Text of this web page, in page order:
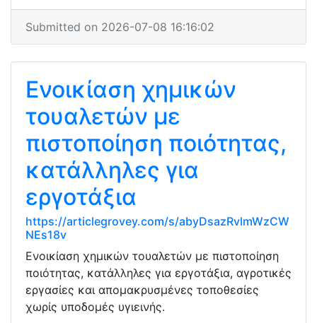
Submitted on 2026-07-08 16:16:02
Ενοικίαση χημικών
τουαλετών με
πιστοποίηση ποιότητας,
κατάλληλες για
εργοτάξια
https://articlegrovey.com/s/abyDsazRvlmWzCW
NEs18v
Ενοικίαση χημικών τουαλετών με πιστοποίηση
ποιότητας, κατάλληλες για εργοτάξια, αγροτικές
εργασίες και απομακρυσμένες τοποθεσίες
χωρίς υποδομές υγιεινής.